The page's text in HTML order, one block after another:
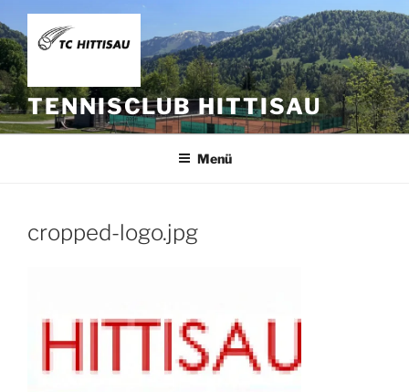
Zum
Inhalt
springen
TENNISCLUB HITTISAU
Menü
cropped-logo.jpg